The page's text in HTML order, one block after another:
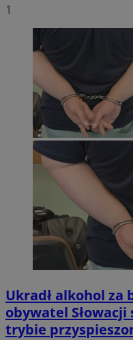
1
Ukradł alkohol za
obywatel
trybie